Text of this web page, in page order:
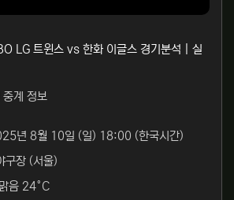
LG 트윈스 vs 한화 이글스 경기분석 | 실
계 정보
년 8월 10일 (일) 18:00 (한국시간)
구장 (서울)
음 24°C